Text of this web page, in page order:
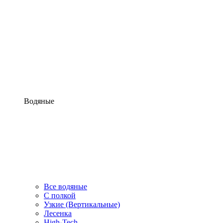
Водяные
Все водяные
С полкой
Узкие (Вертикальные)
Лесенка